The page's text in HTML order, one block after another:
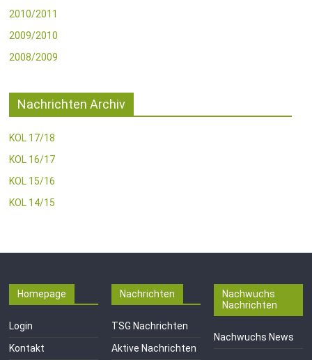
2010/2011
2009/2010
2008/2009
Nachrichten Archiv
KOL 17/18
KOL 16/17
KOL 15/16
KOL 14/15
Homepage
Login
Kontakt
Nachrichten
TSG Nachrichten
Aktive Nachrichten
Nachwuchs
Nachrichten
Nachwuchs News